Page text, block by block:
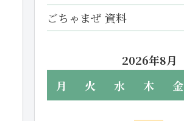
ごちゃまぜ 資料
2026年8月
月
火 水 木 金